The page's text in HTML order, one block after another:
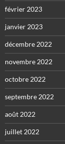
février 2023
janvier 2023
décembre 2022
novembre 2022
octobre 2022
septembre 2022
août 2022
juillet 2022